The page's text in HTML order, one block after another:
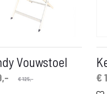
Vouwstoel
€125,- €
Huidige
prijs